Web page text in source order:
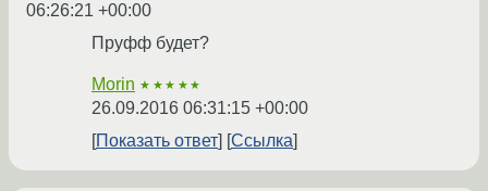
06:26:21 +00:00
Пруфф будет?
Morin ★★★★★
26.09.2016 06:31:15 +00:00
Показать ответ
Ссылка